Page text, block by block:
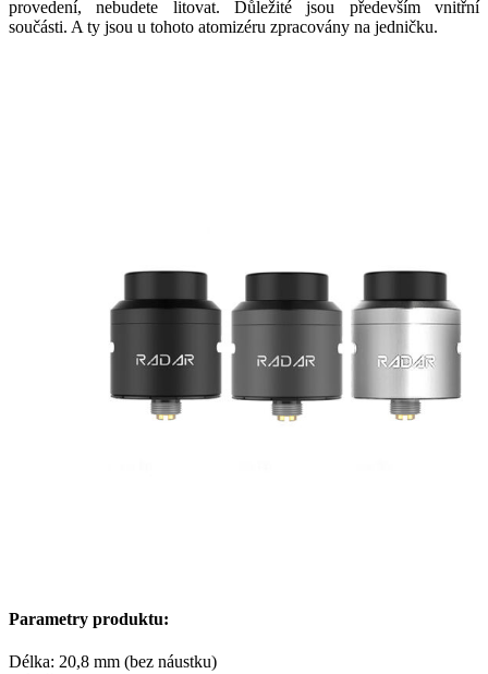
provedení, nebudete litovat. Důležité jsou především vnitřní
součásti. A ty jsou u tohoto atomizéru zpracovány na jedničku.
Parametry produktu:
Délka: 20,8 mm (bez náustku)